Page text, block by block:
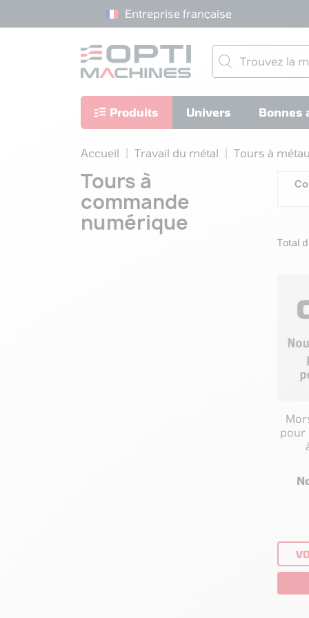
Entreprise française
Produits Univers Bonnes
Accueil Travail du métal Tours à
Tours à
commande
numérique
Total
pour